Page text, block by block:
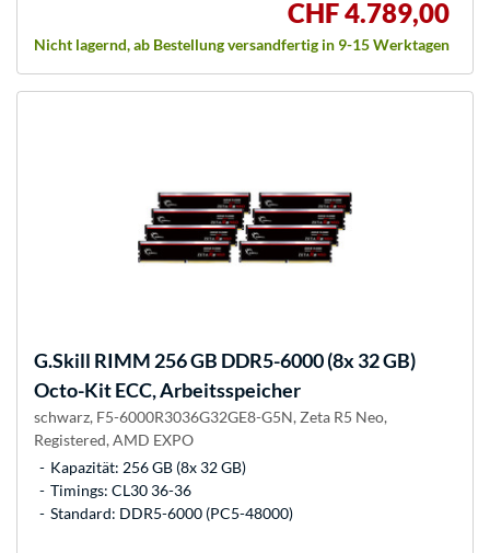
CHF 4.789,00
Nicht lagernd, ab Bestellung versandfertig in 9-15 Werktagen
G.Skill RIMM 256 GB DDR5-6000 (8x 32 GB)
Octo-Kit ECC, Arbeitsspeicher
schwarz, F5-6000R3036G32GE8-G5N, Zeta R5 Neo,
Registered, AMD EXPO
Kapazität: 256 GB (8x 32 GB)
Timings: CL30 36-36
Standard: DDR5-6000 (PC5-48000)